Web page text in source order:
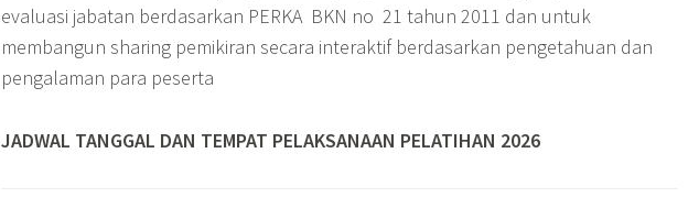
evaluasi jabatan berdasarkan PERKA BKN no 21 tahun 2011 dan untuk
membangun sharing pemikiran secara interaktif berdasarkan pengetahuan dan
pengalaman para peserta
JADWAL TANGGAL DAN TEMPAT PELAKSANAAN PELATIHAN 2026